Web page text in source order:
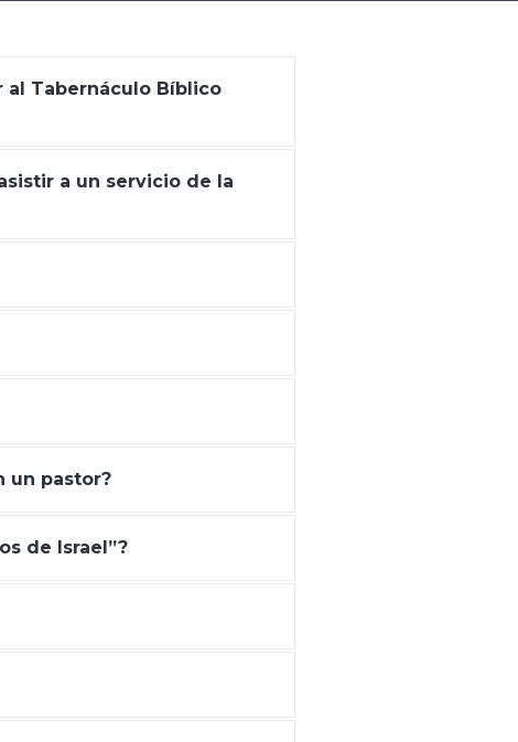
al Tabernáculo Bíblico
a un servicio de la
un pastor?
de Israel”?